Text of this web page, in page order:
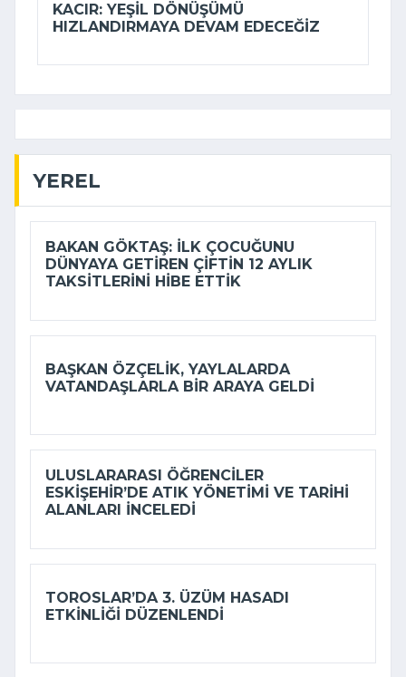
KACIR: YEŞIL DÖNÜŞÜMÜ
HIZLANDIRMAYA DEVAM EDECEĞIZ
YEREL
BAKAN GÖKTAŞ: İLK ÇOCUĞUNU
DÜNYAYA GETIREN ÇIFTIN 12 AYLIK
TAKSITLERINI HIBE ETTIK
BAŞKAN ÖZÇELIK, YAYLALARDA
VATANDAŞLARLA BIR ARAYA GELDI
ULUSLARARASI ÖĞRENCILER
ESKIŞEHIR’DE ATIK YÖNETIMI VE TARIHI
ALANLARI INCELEDI
TOROSLAR’DA 3. ÜZÜM HASADI
ETKINLIĞI DÜZENLENDI